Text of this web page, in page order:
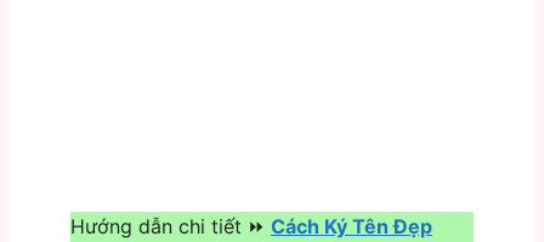
Hướng dẫn chi tiết ⏩ Cách Ký Tên Đẹp